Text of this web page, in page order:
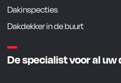
Dakinspecties
Dakdekker in de buurt
De specialist voor al uw